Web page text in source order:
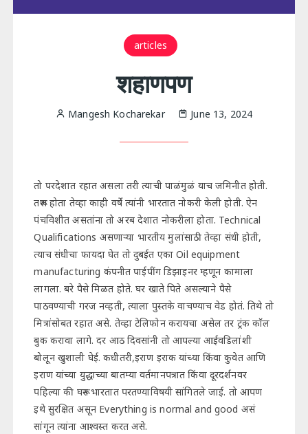
articles
शहाणपण
Mangesh Kocharekar June 13, 2024
तो परदेशात रहात असला तरी त्याची पाळंमुळं याच जमिनीत होती.
तरूण होता तेव्हा काही वर्षे त्यांनी भारतात नोकरी केली होती. ऐन
पंचविशीत असतांना तो अरब देशात नोकरीला होता. Technical
Qualifications असणाऱ्या भारतीय मुलांसाठी तेव्हा संधी होती,
त्याच संधीचा फायदा घेत तो दुबईत एका Oil equipment
manufacturing कंपनीत पाईपींग डिझाइनर म्हणून कामाला
लागला. बरे पैसे मिळत होते. घर खाते पिते असल्याने पैसे
पाठवण्याची गरज नव्हती, त्याला पुस्तके वाचण्याच वेड होतं. तिथे तो
मित्रांसोबत रहात असे. तेव्हा टेलिफोन करायचा असेल तर ट्रंक कॉल
बुक करावा लागे. दर आठ दिवसांनी तो आपल्या आईवडिलांशी
बोलून खुशाली घेई. कधीतरी,इराण इराक यांच्या किंवा कुवेत आणि
इराण यांच्या युद्धाच्या बातम्या वर्तमानपत्रात किंवा दूरदर्शनवर
पहिल्या की घरून भारतात परतण्याविषयी सांगितले जाई. तो आपण
इथे सुरक्षित असून Everything is normal and good असं
सांगून त्यांना आश्वस्त करत असे.